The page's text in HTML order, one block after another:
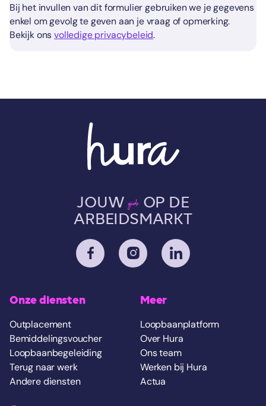
Bij het invullen van dit formulier gebruiken we je gegevens
enkel om gevolg te geven aan je vraag of opmerking.
Bekijk onsvolledige privacybeleid.
JOUWgidsOP DE
ARBEIDSMARKT
Onze diensten
Outplacement
Bemiddelingsvoucher
Loopbaanbegeleiding
Terug naar werk
Andere diensten
Meer
Loopbaanplatform
Over Hura
Ons team
Werken bij Hura
Actua